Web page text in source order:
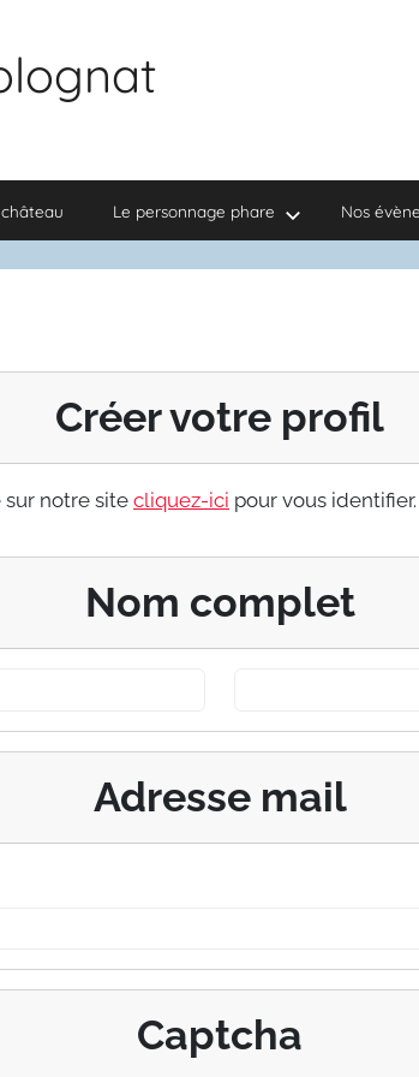
château Le personnage phare Nos
Créer votre profil
sur notre site cliquez-ici pour vous identifier.
Nom complet
Adresse mail
Captcha